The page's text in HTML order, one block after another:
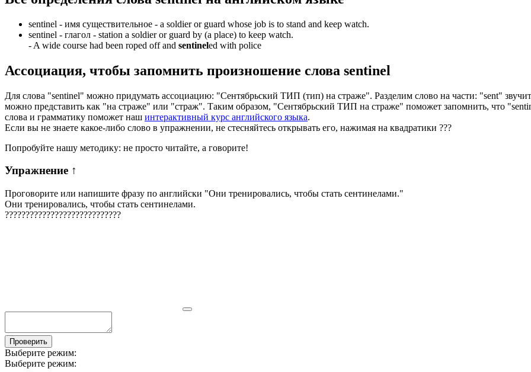
sentinel - имя существительное - a soldier or guard whose job is to stand and keep watch.
sentinel - глагол - station a soldier or guard by (a place) to keep watch.
- A wide course had been roped off and sentineled with police
Ассоциация, чтобы запомнить произношение слова sentinel
Для слова "sentinel" можно придумать ассоциацию: "Сентябрьский ТИП (тип) на страже". Разделим слово на части: "sent"
можно представить как "на страже" или "страж". Таким образом, "Сентябрьский ТИП на страже" поможет запомнить, что
слова и грамматику поможет наш интерактивный курс английского языка.
Если вы не знаете какое-либо слово в упражнении, не стесняйтесь открывать его, нажимая на квадратики ???
Попробуйте нашу методику: не просто читайте, а говорите!
Упражнение ↑
Проговорите или напишите фразу по английски "Они тренировались, чтобы стать сентинелами."
Они тренировались, чтобы стать сентинелами.
????????????????????????????
Проверить
Выберите режим:
Выберите режим: